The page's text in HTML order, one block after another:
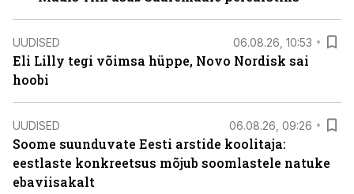
UUDISED 06.08.26, 10:53
Eli Lilly tegi võimsa hüppe, Novo Nordisk sai
hoobi
UUDISED 06.08.26, 09:26
Soome suunduvate Eesti arstide koolitaja:
eestlaste konkreetsus mõjub soomlastele natuke
ebaviisakalt